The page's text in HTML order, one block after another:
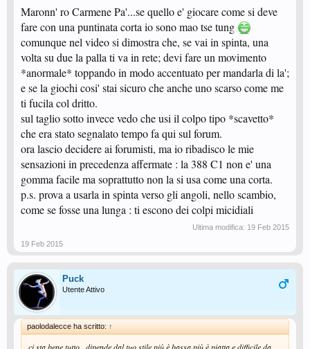
Maronn' ro Carmene Pa'...se quello e' giocare come si deve
fare con una puntinata corta io sono mao tse tung
comunque nel video si dimostra che, se vai in spinta, una
volta su due la palla ti va in rete; devi fare un movimento
*anormale* toppando in modo accentuato per mandarla di la';
e se la giochi cosi' stai sicuro che anche uno scarso come me
ti fucila col dritto.
sul taglio sotto invece vedo che usi il colpo tipo *scavetto*
che era stato segnalato tempo fa qui sul forum.
ora lascio decidere ai forumisti, ma io ribadisco le mie
sensazioni in precedenza affermate : la 388 C1 non e' una
gomma facile ma soprattutto non la si usa come una corta.
p.s. prova a usarla in spinta verso gli angoli, nello scambio,
come se fosse una lunga : ti escono dei colpi micidiali
Ultima modifica: 19 Feb 2015
19 Feb 2015
Puck
Utente Attivo
paolodalecce ha scritto: ↑